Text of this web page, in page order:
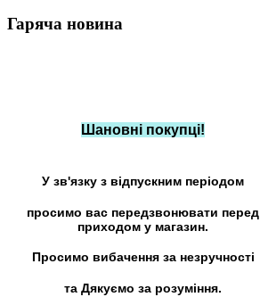
Гаряча новина
Шановні покупці!
У зв'язку з відпускним періодом
просимо вас передзвонювати перед
приходом у магазин.
Просимо вибачення за незручності
та Дякуємо за розуміння.